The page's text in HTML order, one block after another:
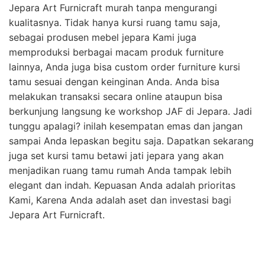
Jepara Art Furnicraft murah tanpa mengurangi
kualitasnya. Tidak hanya kursi ruang tamu saja,
sebagai produsen mebel jepara Kami juga
memproduksi berbagai macam produk furniture
lainnya, Anda juga bisa custom order furniture kursi
tamu sesuai dengan keinginan Anda. Anda bisa
melakukan transaksi secara online ataupun bisa
berkunjung langsung ke workshop JAF di Jepara. Jadi
tunggu apalagi? inilah kesempatan emas dan jangan
sampai Anda lepaskan begitu saja. Dapatkan sekarang
juga set kursi tamu betawi jati jepara yang akan
menjadikan ruang tamu rumah Anda tampak lebih
elegant dan indah. Kepuasan Anda adalah prioritas
Kami, Karena Anda adalah aset dan investasi bagi
Jepara Art Furnicraft.